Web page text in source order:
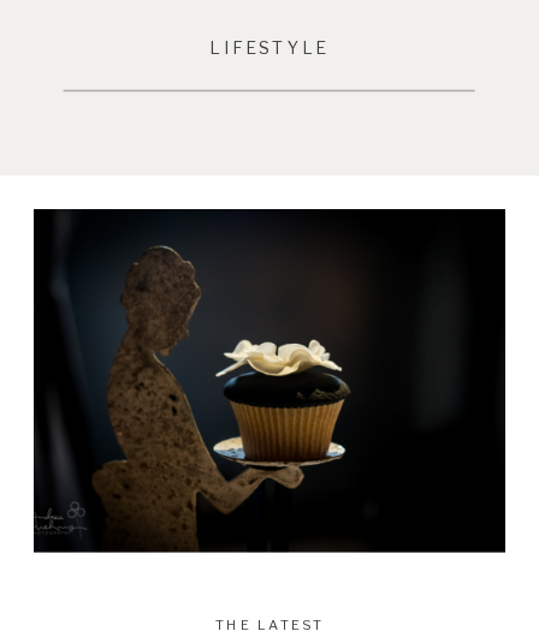
LIFESTYLE
THE LATEST